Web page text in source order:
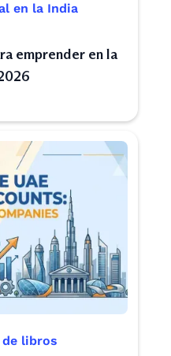
en la India
emprender en la
libros